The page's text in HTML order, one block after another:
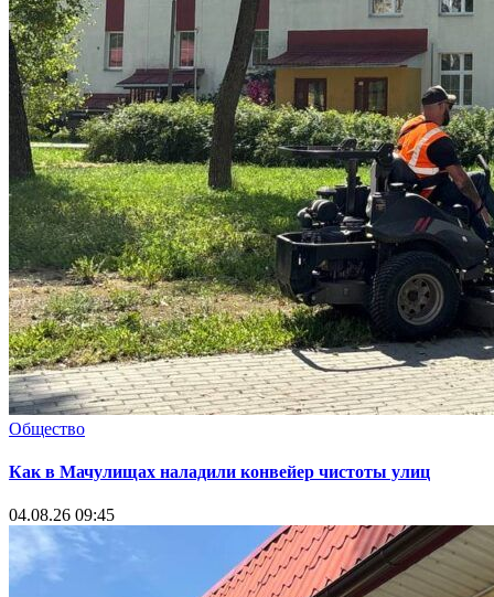
Общество
Как в Мачулищах наладили конвейер чистоты улиц
04.08.26 09:45